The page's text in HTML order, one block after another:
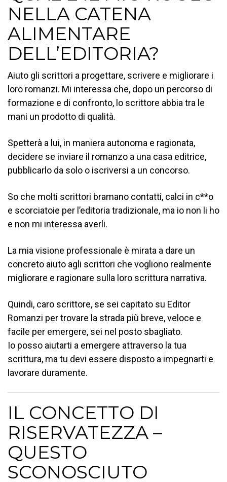
NELLA CATENA
ALIMENTARE
DELL’EDITORIA?
Aiuto gli scrittori a progettare, scrivere e migliorare i
loro romanzi. Mi interessa che, dopo un percorso di
formazione e di confronto, lo scrittore abbia tra le
mani un prodotto di qualità.
Spetterà a lui, in maniera autonoma e ragionata,
decidere se inviare il romanzo a una casa editrice,
pubblicarlo da solo o iscriversi a un concorso.
So che molti scrittori bramano contatti, calci in c**o
e scorciatoie per l’editoria tradizionale, ma io non li ho
e non mi interessa averli.
La mia visione professionale è mirata a dare un
concreto aiuto agli scrittori che vogliono realmente
migliorare e ragionare sulla loro scrittura narrativa.
Quindi, caro scrittore, se sei capitato su Editor
Romanzi per trovare la strada più breve, veloce e
facile per emergere, sei nel posto sbagliato.
Io posso aiutarti a emergere attraverso la tua
scrittura, ma tu devi essere disposto a impegnarti e
lavorare duramente.
IL CONCETTO DI
RISERVATEZZA –
QUESTO
SCONOSCIUTO